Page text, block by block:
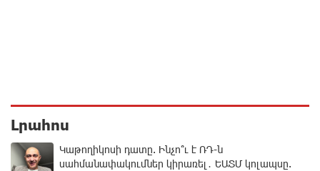
Լրահոս
Կաթողիկոսի դատը. Ինչո՞ւ է ՌԴ-ն
սահմանափակումներ կիրառել․ ԵԱՏՄ կոլապսը.